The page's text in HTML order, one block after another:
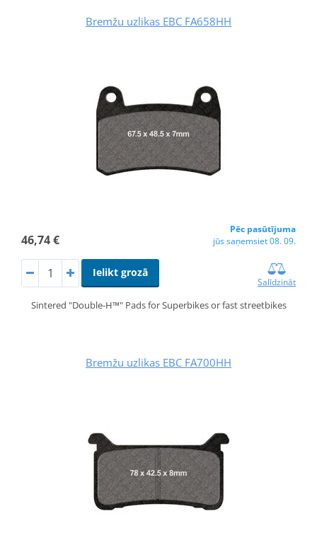
Bremžu uzlikas EBC FA658HH
46,74 €
Pēc pasūtījuma
jūs saņemsiet 08. 09.
Ielikt grozā
Salīdzināt
Sintered "Double-H™" Pads for Superbikes or fast streetbikes
Bremžu uzlikas EBC FA700HH